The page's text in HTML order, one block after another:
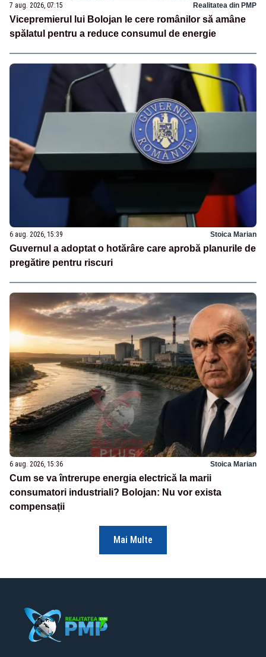
7 aug. 2026, 07:15 Realitatea din PMP
Vicepremierul lui Bolojan le cere românilor să amâne
spălatul pentru a reduce consumul de energie
6 aug. 2026, 15:39 Stoica Marian
Guvernul a adoptat o hotărâre care aprobă planurile de
pregătire pentru riscuri
6 aug. 2026, 15:36 Stoica Marian
Cum se va întrerupe energia electrică la marii
consumatori industriali? Bolojan: Nu vor exista
compensații
Mai Multe